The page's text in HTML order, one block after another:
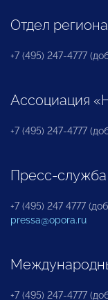
Отдел
+7 (495) 247-4777
Ассоциация
+7 (495) 247-4777
Пресс-служба
+7 (495) 247 4777
pressa@opora.ru
+7 (495) 247-4777